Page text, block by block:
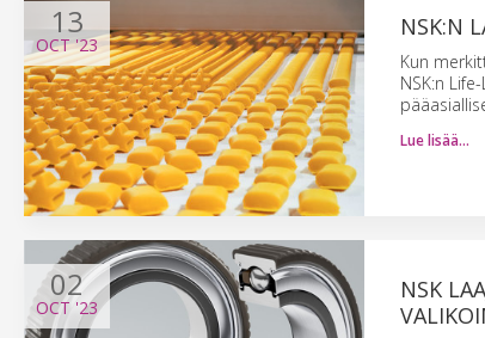
13
OCT'23
NSK:N
Kun
NSK:n
Lue lisää…
02
OCT '23
NSK